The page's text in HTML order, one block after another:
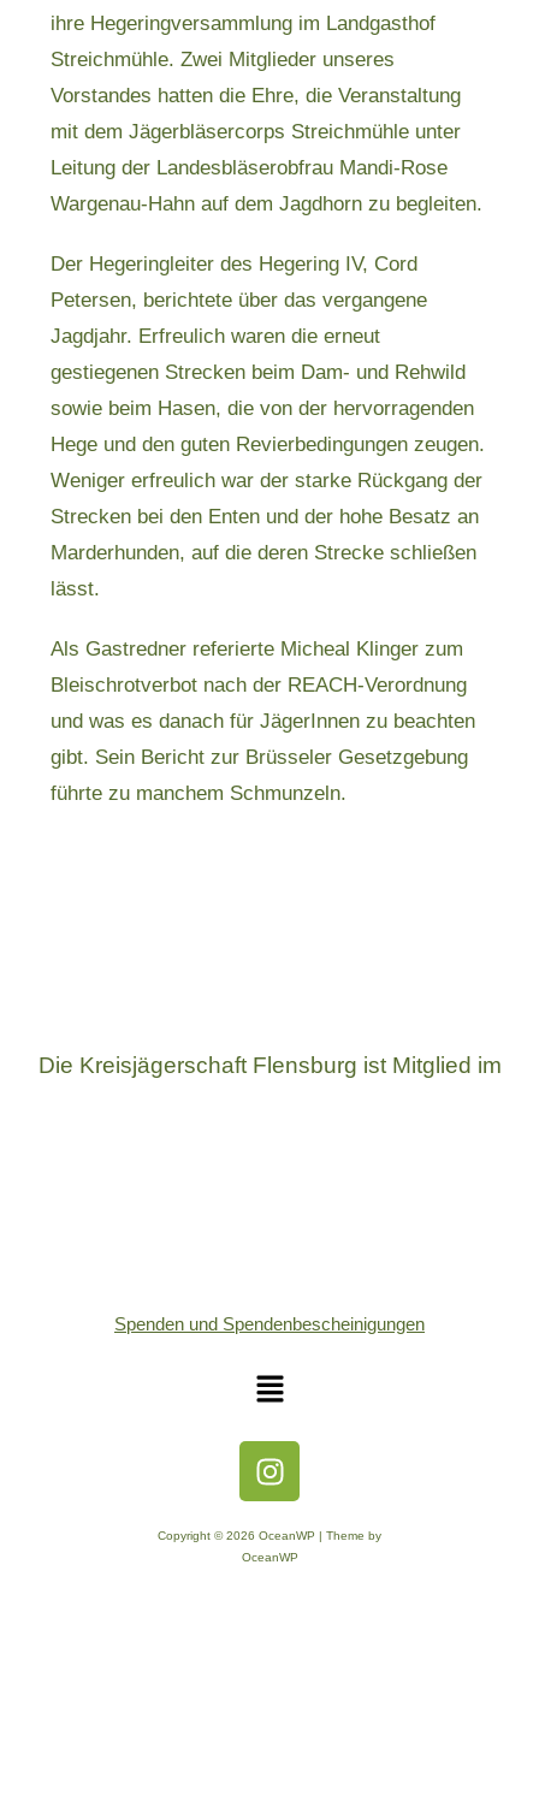
ihre Hegeringversammlung im Landgasthof
Streichmühle. Zwei Mitglieder unseres
Vorstandes hatten die Ehre, die Veranstaltung
mit dem Jägerbläsercorps Streichmühle unter
Leitung der Landesbläserobfrau Mandi-Rose
Wargenau-Hahn auf dem Jagdhorn zu begleiten.
Der Hegeringleiter des Hegering IV, Cord
Petersen, berichtete über das vergangene
Jagdjahr. Erfreulich waren die erneut
gestiegenen Strecken beim Dam- und Rehwild
sowie beim Hasen, die von der hervorragenden
Hege und den guten Revierbedingungen zeugen.
Weniger erfreulich war der starke Rückgang der
Strecken bei den Enten und der hohe Besatz an
Marderhunden, auf die deren Strecke schließen
lässt.
Als Gastredner referierte Micheal Klinger zum
Bleischrotverbot nach der REACH-Verordnung
und was es danach für JägerInnen zu beachten
gibt. Sein Bericht zur Brüsseler Gesetzgebung
führte zu manchem Schmunzeln.
Die Kreisjägerschaft Flensburg ist Mitglied im
Spenden und Spendenbescheinigungen
Copyright © 2026 OceanWP | Theme by
OceanWP